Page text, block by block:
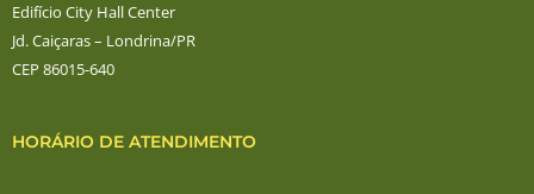
Edifício City Hall Center
Jd. Caiçaras – Londrina/PR
CEP 86015-640
HORÁRIO DE ATENDIMENTO